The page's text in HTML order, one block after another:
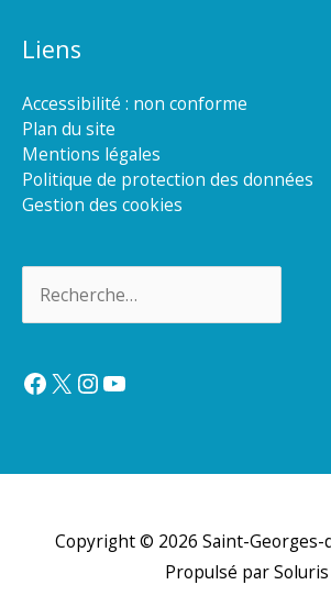
Liens
Accessibilité : non conforme
Plan du site
Mentions légales
Politique de protection des données
Gestion des cookies
Facebook
X Instagram
YouTube
Copyright © 2026 Saint-Georges-
Propulsé par Soluris